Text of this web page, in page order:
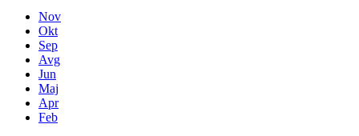
Nov
Okt
Sep
Avg
Jun
Maj
Apr
Feb